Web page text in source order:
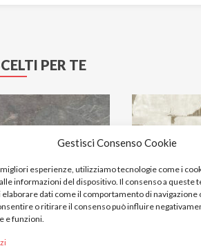
Gestisci Consenso Cookie
esperienze, utilizziamo tecnologie come i
informazioni del dispositivo. Il consenso a queste
dati come il comportamento di navigazione
o ritirare il consenso può influire
e funzioni.
PER TE